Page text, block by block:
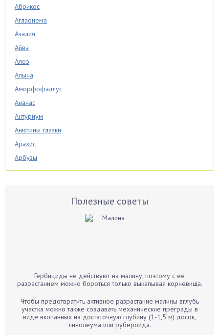
Абрикос
Аглаонема
Азалия
Айва
Алоэ
Алыча
Аморфофаллус
Ананас
Антуриум
Анютины глазки
Арахис
Арбузы
Аспарагус
Бархатцы
Белые грибы
Бирючина
Полезные советы
Гербициды не действуют на малину, поэтому с ее
разрастанием можно бороться только выкапывая корневища.
Чтобы предотвратить активное разрастание малины вглубь
участка можно также создавать механические преграды в
виде вкопанных на достаточную глубину (1-1,5 м) досок,
линолеума или рубероида.